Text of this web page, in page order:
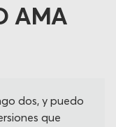
AMA
dos, y puedo
que